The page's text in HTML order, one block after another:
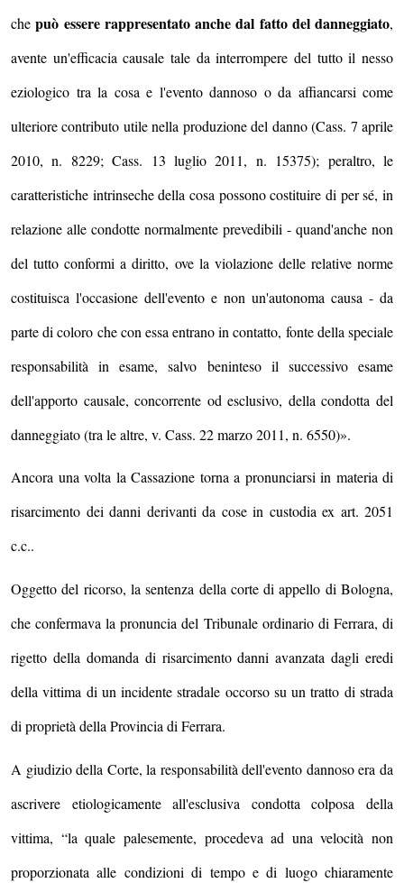
chepuò essere rappresentato anche dal fatto del danneggiato,
avente un'efficacia causale tale da interrompere del tutto il nesso
eziologico tra la cosa e l'evento dannoso o da affiancarsi come
ulteriore contributo utile nella produzione del danno (Cass. 7 aprile
2010, n. 8229; Cass. 13 luglio 2011, n. 15375); peraltro, le
caratteristiche intrinseche della cosa possono costituire di per sé, in
relazione alle condotte normalmente prevedibili - quand'anche non
del tutto conformi a diritto, ove la violazione delle relative norme
costituisca l'occasione dell'evento e non un'autonoma causa - da
parte di coloro che con essa entrano in contatto, fonte della speciale
responsabilità in esame, salvo beninteso il successivo esame
dell'apporto causale, concorrente od esclusivo, della condotta del
danneggiato (tra le altre, v. Cass. 22 marzo 2011, n. 6550)».
Ancora una volta la Cassazione torna a pronunciarsi in materia di
risarcimento dei danni derivanti da cose in custodia ex art. 2051
c.c..
Oggetto del ricorso, la sentenza della corte di appello di Bologna,
che confermava la pronuncia del Tribunale ordinario di Ferrara, di
rigetto della domanda di risarcimento danni avanzata dagli eredi
della vittima di un incidente stradale occorso su un tratto di strada
di proprietà della Provincia di Ferrara.
A giudizio della Corte, la responsabilità dell'evento dannoso era da
ascrivere etiologicamente all'esclusiva condotta colposa della
vittima, “la quale palesemente, procedeva ad una velocità non
proporzionata alle condizioni di tempo e di luogo chiaramente